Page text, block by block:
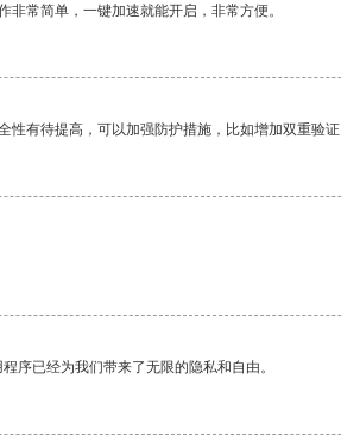
非常简单，一键加速就能开启，非常方便。
性有待提高，可以加强防护措施，比如增加双重验
序已经为我们带来了无限的隐私和自由。